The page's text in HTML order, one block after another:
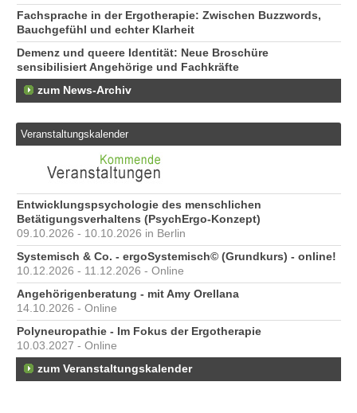
Fachsprache in der Ergotherapie: Zwischen Buzzwords,
Bauchgefühl und echter Klarheit
Demenz und queere Identität: Neue Broschüre
sensibilisiert Angehörige und Fachkräfte
zum News-Archiv
Veranstaltungskalender
Entwicklungspsychologie des menschlichen
Betätigungsverhaltens (PsychErgo-Konzept)
09.10.2026 - 10.10.2026 in Berlin
Systemisch & Co. - ergoSystemisch© (Grundkurs) - online!
10.12.2026 - 11.12.2026 - Online
Angehörigenberatung - mit Amy Orellana
14.10.2026 - Online
Polyneuropathie - Im Fokus der Ergotherapie
10.03.2027 - Online
zum Veranstaltungskalender